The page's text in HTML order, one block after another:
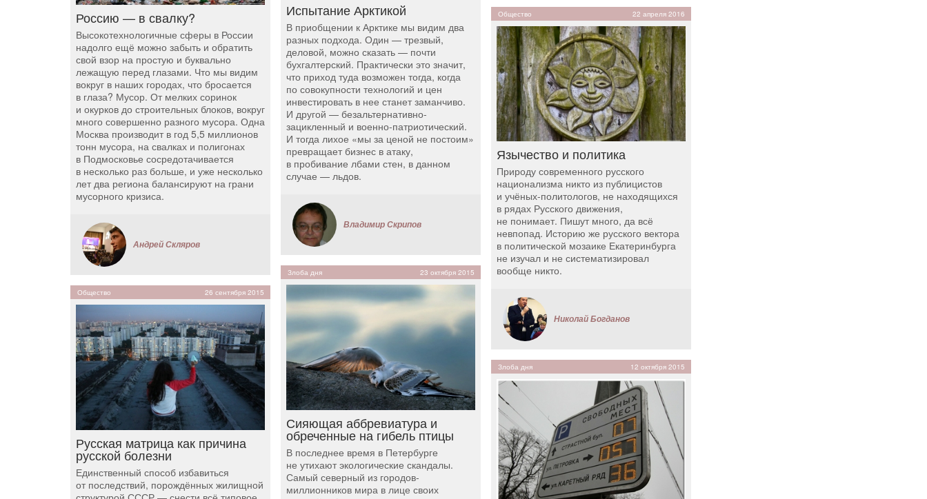
Россию — в свалку?
Высокотехнологичные сферы в России
надолго ещё можно забыть и обратить
свой взор на простую и буквально
лежащую перед глазами. Что мы видим
вокруг в наших городах, что бросается
в глаза? Мусор. От мелких соринок
и окурков до строительных блоков, вокруг
много совершенно разного мусора. Одна
Москва производит в год 5,5 миллионов
тонн мусора, на свалках и полигонах
в Подмосковье сосредотачивается
в несколько раз больше, и уже несколько
лет два региона балансируют на грани
мусорного кризиса.
Андрей Скляров
Общество 26 сентября 2015
Русская матрица как причина
русской болезни
Единственный способ избавиться
от последствий, порождённых жилищной
Испытание Арктикой
В приобщении к Арктике мы видим два
разных подхода. Один — трезвый,
деловой, можно сказать — почти
бухгалтерский. Практически это значит,
что приход туда возможен тогда, когда
по совокупности технологий и цен
инвестировать в нее станет заманчиво.
И другой — безальтернативно-
зацикленный и военно-патриотический.
И тогда лихое «мы за ценой не постоим»
превращает бизнес в атаку,
в пробивание лбами стен, в данном
случае — льдов.
Владимир Скрипов
Злоба дня 23 октября 2015
Сияющая аббревиатура и
обреченные на гибель птицы
В последнее время в Петербурге
не утихают экологические скандалы.
Самый северный из городов-
миллионников мира в лице своих
Общество 22 апреля 2016
Язычество и политика
Природу современного русского
национализма никто из публицистов
и учёных-политологов, не находящихся
в рядах Русского движения,
не понимает. Пишут много, да всё
невпопад. Историю же русского вектора
в политической мозаике Екатеринбурга
не изучал и не систематизировал
вообще никто.
Николай Богданов
Злоба дня 12 октября 2015